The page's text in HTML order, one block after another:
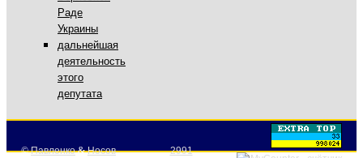
Раде
Украины
дальнейшая
деятельность
этого
депутата
©Павленко&Носов 2991